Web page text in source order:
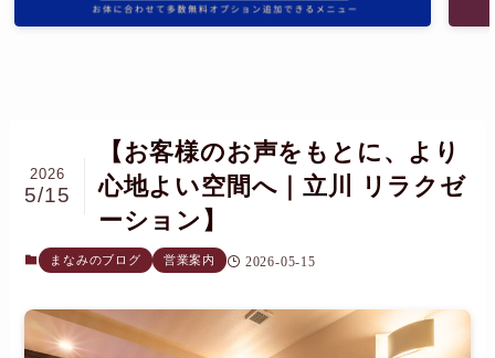
【お客様のお声をもとに、より
心地よい空間へ｜立川 リラクゼ
ーション】
2026
5/15
まなみのブログ 営業案内 2026-05-15